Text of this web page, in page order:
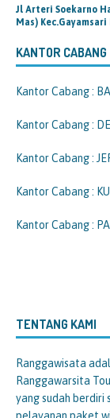
Jl Arteri Soekarno
Mas) Kec.Gayamsari
KANTOR CABANG
Kantor Cabang :
Kantor Cabang :
Kantor Cabang :
Kantor Cabang :
Kantor Cabang :
TENTANG KAMI
Ranggawisata
Ranggawarsita
yang sudah berdiri